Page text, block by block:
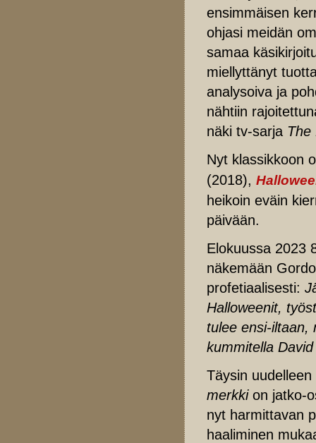
ensimmäisen
ohjasi meidän
samaa
miellyttänyt
analysoiva ja
nähtiin
näki tv-sarja The
Nyt klassikkoon
(2018),
heikoin eväin
päivään.
Elokuussa 2023
näkemään
profetiaalisesti:
Halloweenit,
tulee ensi-iltaan,
kummitella
Täysin
merkkion jatko-
nyt harmittavan
haaliminen